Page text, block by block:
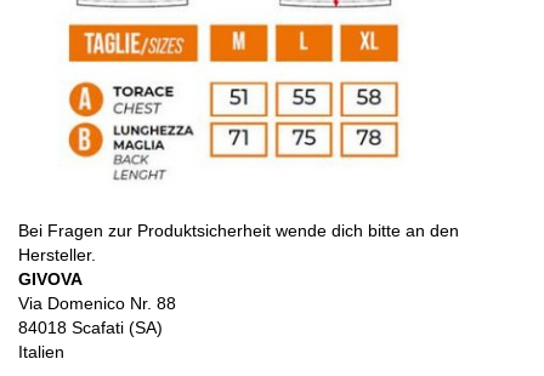
Bei Fragen zur Produktsicherheit wende dich bitte an den
Hersteller.
GIVOVA
Via Domenico Nr. 88
84018 Scafati (SA)
Italien